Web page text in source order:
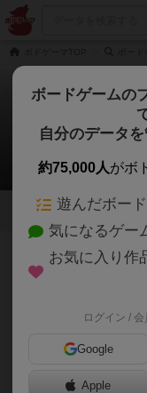
2
174名 1名 0
騎士という立場を
陣取りゲーム。
ボードゲームの
自分のデータ
約75,000人がボ
遊んだボー
気になるゲー
お気に入り作
ログイン / 会
Google
Apple